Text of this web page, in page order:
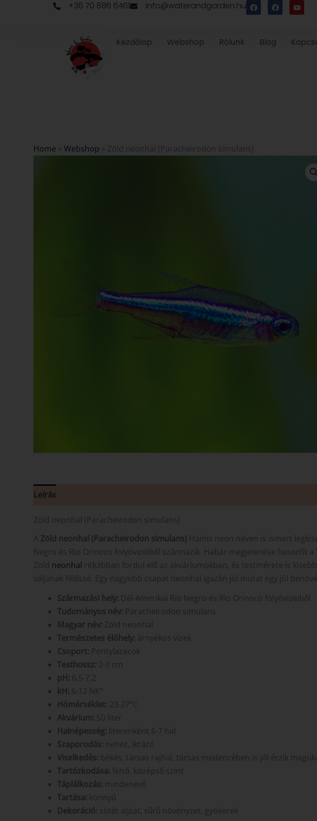
+36 70 886 6461 info@waterandgarden.hu F
a
c
F
a
c
o
o
Y
o
u
b
e
Kezdőlap Webshop Rólunk Blog
Home » Webshop » Zöld neonhal (Paracheirodon simulans)
Leírás
Zöld neonhal (Paracheirodon simulans)
A Zöld neonhal (Paracheirodon simulans) Hamis neon néven is ismert
Negro és Rio Orinoco folyóvizeiből származik. Habár megjelenése hasonlít
Zöld neonhal ritkábban fordul elő az akváriumokban, és testmérete is
váljanak félőssé. Egy nagyobb csapat neonhal igazán jól mutat egy jól
Származási hely: Dél-Amerikai Rio Negro és Rio Orinoco folyóvizeiből
Tudományos név: Paracheirodon simulans
Magyar név: Zöld neonhal
Természetes élőhely: árnyékos vizek
Csoport: Pontylazacok
Testhossz: 2-3 cm
pH: 6,5-7,2
kH: 6-12 NK°
Hőmérséklet: 23-27°C
Akvárium: 50 liter
Halnépesség: literenként 6-7 hal
Szaporodás: nehéz, ikrázó
Viselkedés: békés, társas rajhal, társas medencében is jól érzik
Tartózkodása: felső, középső szint
Táplálkozás: mindenevő
Tartása: könnyű
Dekoráció: sötét aljzat, sűrű növényzet, gyökerek